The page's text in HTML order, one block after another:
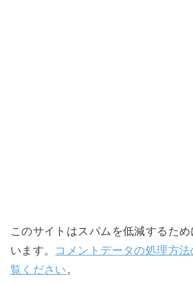
このサイトはスパムを低減するた
います。 コメントデータの処理方
覧ください 。